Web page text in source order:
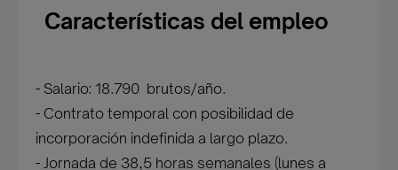
Características del empleo
- Salario: 18.790  brutos/año.
- Contrato temporal con posibilidad de
incorporación indefinida a largo plazo.
- Jornada de 38,5 horas semanales (lunes a